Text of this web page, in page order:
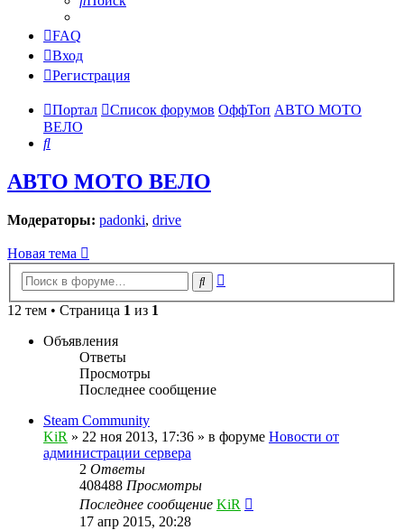
FAQ
Вход
Регистрация
Портал Список форумов ОффТоп АВТО МОТО
ВЕЛО
Поиск
АВТО МОТО ВЕЛО
Модераторы: padonki, drive
Новая тема
Поиск
12 тем • Страница 1 из 1
Объявления
Ответы
Просмотры
Последнее сообщение
Steam Community
KiR » 22 ноя 2013, 17:36 » в форуме Новости от
администрации сервера
2 Ответы
408488 Просмотры
Последнее сообщение KiR
17 апр 2015, 20:28